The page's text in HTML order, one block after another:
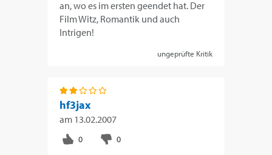
an, wo es im ersten geendet hat. Der
Film Witz, Romantik und auch
Intrigen!
ungeprüfte Kritik
hf3jax
am 13.02.2007